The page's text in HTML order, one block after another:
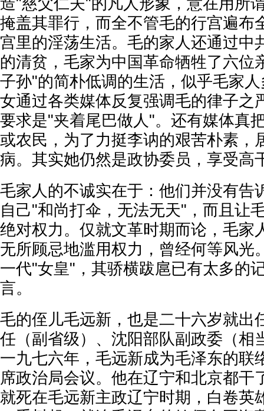
造"慈父仁夫"的凡人形象，意在用所
掩盖其罪行，而全不管毛的行宫遍布
宫里的淫荡生活。毛的家人还通过中
的清贫，毛家为中国革命牺牲了六位
子孙"的简朴低调的生活，似乎毛家
女通过各类媒体反复强调毛的律子之
要求是"夹着尾巴做人"。还有媒体真
或农民，为了力挺李讷的艰苦朴素，
病。其实她仍然是政协委员，享受高
毛家人的不诚实在于：他们并没有告
自己"和尚打伞，无法无天"，而且让
绝对权力。仅就文革时期而论，毛家
无所顾忌地滥用权力，曾经何等风光
一代"女皇"，其骄横跋扈已有太多的
言。
毛的侄儿毛远新，也是二十六岁就出
任（副省级）、沈阳部队副政委（相
一九七六年，毛远新成为毛泽东的联
席政治局会议。他在辽宁和北京都干
就死在毛远新主政辽宁时期，白卷英